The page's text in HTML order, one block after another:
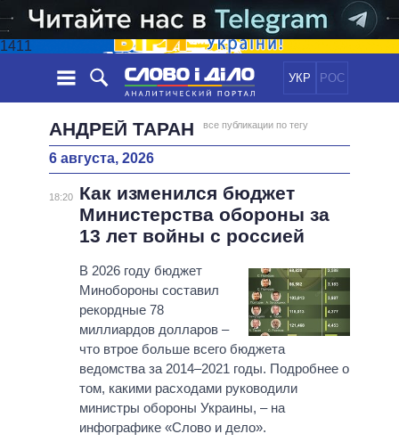
1411
УКР РОС
НОВОСТИ
ЛЕНТА
СОБЫТИЯ
СТАТЬИ
МНЕНИЯ
ОБЗОРЫ
ДАЙДЖЕСТЫ
ЭКОНОМИКА
ОБЩЕСТВО
МИР
ПОЛИТИКИ
ВСЕ ПОЛИТИКИ
ПРЕЗИДЕНТ И ОФИС
ВЕРХОВНАЯ РАДА
ГЛАВЫ ОБЛАДМИНИСТРАЦИЙ
МЭРЫ
ВСЕ ПЕРСОНЫ
ИНФОГРАФИКА
ВИДЕО
ПОДДЕРЖАТЬ
СРАВНЕНИЕ ПОЛИТИКОВ
АНДРЕЙ ТАРАН все публикации по тегу
6 августа, 2026
18:20
Как изменился бюджет
Министерства обороны за
13 лет войны с россией
В 2026 году бюджет
Минобороны составил
рекордные 78
миллиардов долларов –
что втрое больше всего бюджета
ведомства за 2014–2021 годы. Подробнее о
том, какими расходами руководили
министры обороны Украины, – на
инфографике «Слово и дело».